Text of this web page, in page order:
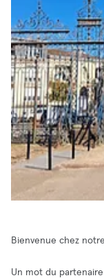
Bienvenue chez
Un mot du